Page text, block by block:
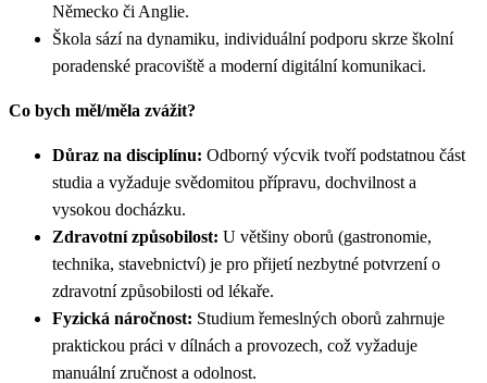
Německo či Anglie.
Škola sází na dynamiku, individuální podporu skrze školní
poradenské pracoviště a moderní digitální komunikaci.
Co bych měl/měla zvážit?
Důraz na disciplínu: Odborný výcvik tvoří podstatnou část
studia a vyžaduje svědomitou přípravu, dochvilnost a
vysokou docházku.
Zdravotní způsobilost: U většiny oborů (gastronomie,
technika, stavebnictví) je pro přijetí nezbytné potvrzení o
zdravotní způsobilosti od lékaře.
Fyzická náročnost: Studium řemeslných oborů zahrnuje
praktickou práci v dílnách a provozech, což vyžaduje
manuální zručnost a odolnost.